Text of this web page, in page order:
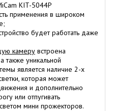
KIT-5044P
применения в широком
будет работать даже
камеру встроена
также уникальной
является наличие 2-х
которая может
и дополнительно
или отпугивать
мини прожекторов.